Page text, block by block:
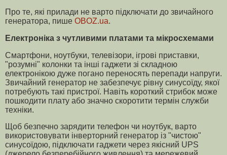
Про те, які прилади не варто підключати до звичайного
генератора, пише OBOZ.ua.
Електроніка з чутливими платами та мікросхемами
Смартфони, ноутбуки, телевізори, ігрові приставки,
"розумні" колонки та інші гаджети зі складною
електронікою дуже погано переносять перепади напруги.
Звичайний генератор не забезпечує рівну синусоїду, якої
потребують такі пристрої. Навіть короткий стрибок може
пошкодити плату або значно скоротити термін служби
техніки.
Щоб безпечно зарядити телефон чи ноутбук, варто
використовувати інверторний генератор із "чистою"
синусоїдою, підключати гаджети через якісний UPS